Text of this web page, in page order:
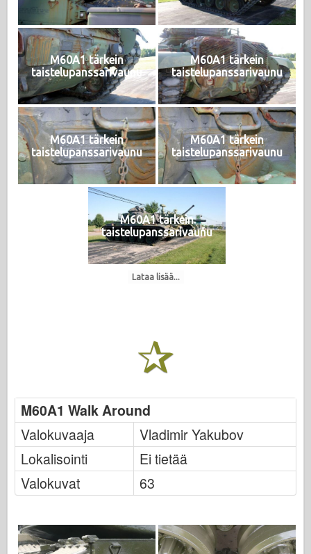
M60A1 tärkein
taistelupanssarivaunu
M60A1 tärkein
taistelupanssarivaunu
M60A1 tärkein
taistelupanssarivaunu
M60A1 tärkein
taistelupanssarivaunu
M60A1 tärkein
taistelupanssarivaunu
Lataa lisää...
M60A1 Walk Around
Valokuvaaja
Vladimir Yakubov
Lokalisointi
Ei tietää
Valokuvat
63